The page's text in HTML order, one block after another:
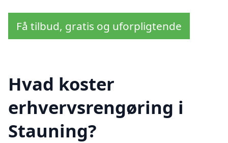
Få tilbud, gratis og uforpligtende
Hvad koster
erhvervsrengøring i
Stauning?